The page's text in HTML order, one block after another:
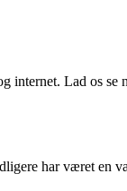
internet. Lad os
har været en